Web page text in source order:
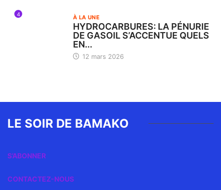
4 À LA UNE
HYDROCARBURES: LA PÉNURIE
DE GASOIL S’ACCENTUE QUELS
EN...
12 mars 2026
LE SOIR DE BAMAKO
S’ABONNER
CONTACTEZ-NOUS